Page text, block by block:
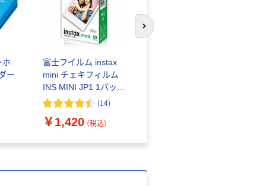
ホ
ー
富士フイルム instax
mini チェキフィルム
INS MINI JP1 1パック
（10枚入り）
(14)
￥1,420 （税込）
次のスライドへ